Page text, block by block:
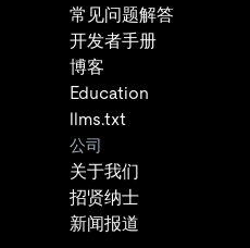
常见问题解答
开发者手册
博客
Education
llms.txt
公司
关于我们
招贤纳士
新闻报道